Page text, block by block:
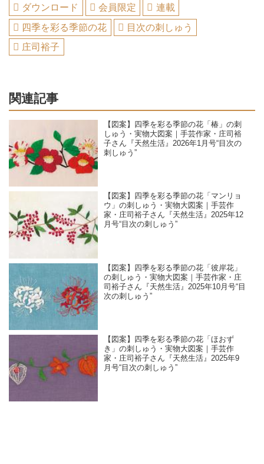
ダウンロード
会員限定
連載
四季を彩る季節の花
目次の刺しゅう
庄司裕子
関連記事
【図案】四季を彩る季節の花「椿」の刺
しゅう・実物大図案｜手芸作家・庄司裕
子さん『天然生活』2026年1月号“目次の
刺しゅう”
【図案】四季を彩る季節の花「マンリョ
ウ」の刺しゅう・実物大図案｜手芸作
家・庄司裕子さん『天然生活』2025年12
月号“目次の刺しゅう”
【図案】四季を彩る季節の花「彼岸花」
の刺しゅう・実物大図案｜手芸作家・庄
司裕子さん『天然生活』2025年10月号“目
次の刺しゅう”
【図案】四季を彩る季節の花「ほおず
き」の刺しゅう・実物大図案｜手芸作
家・庄司裕子さん『天然生活』2025年9
月号“目次の刺しゅう”